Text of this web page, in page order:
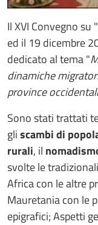
Il XVI Convegno
ed il 19 dicembre
dedicato al tema "
dinamiche
province
Sono stati trattati
gliscambi di
rurali, il
svolte le
Africa con le altre
Mauretania con le
epigrafici; Aspetti